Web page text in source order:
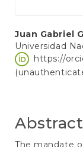
Main
Article
Content
Juan Gabriel
Universidad
https://
Abstract